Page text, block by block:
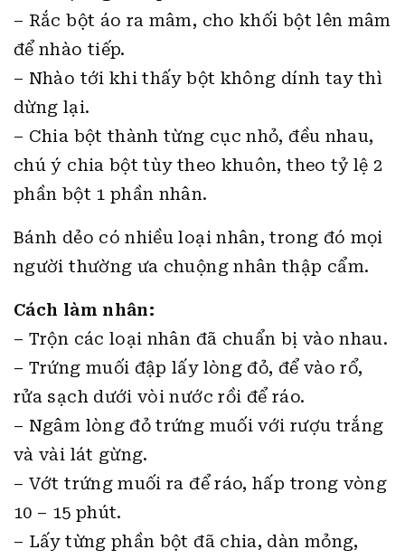
– Rắc bột áo ra mâm, cho khối bột lên mâm
để nhào tiếp.
– Nhào tới khi thấy bột không dính tay thì
dừng lại.
– Chia bột thành từng cục nhỏ, đều nhau,
chú ý chia bột tùy theo khuôn, theo tỷ lệ 2
phần bột 1 phần nhân.
Bánh dẻo có nhiều loại nhân, trong đó mọi
người thường ưa chuộng nhân thập cẩm.
Cách làm nhân:
– Trộn các loại nhân đã chuẩn bị vào nhau.
– Trứng muối đập lấy lòng đỏ, để vào rổ,
rửa sạch dưới vòi nước rồi để ráo.
– Ngâm lòng đỏ trứng muối với rượu trắng
và vài lát gừng.
– Vớt trứng muối ra để ráo, hấp trong vòng
10 – 15 phút.
– Lấy từng phần bột đã chia, dàn mỏng,